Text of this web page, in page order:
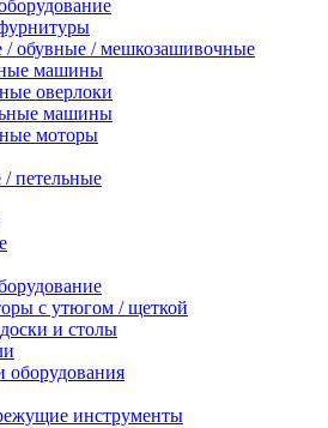
обувные / мешкозашивочные
машины
оверлоки
машины
моторы
петельные
с утюгом / щеткой
и столы
оборудования
инструменты